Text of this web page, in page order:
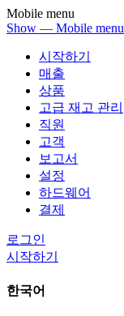
Mobile menu
Show — Mobile menu
시작하기
매출
상품
고급 재고 관리
직원
고객
보고서
설정
하드웨어
결제
로그인
시작하기
한국어